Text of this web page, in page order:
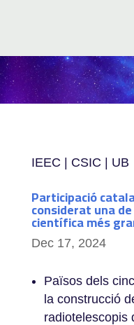
IEEC | CSIC | UB
Participació
considerat una
científica més
Dec 17, 2024
Països dels
la construcció
radiotelescopis